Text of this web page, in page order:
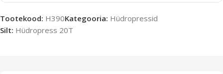
Tootekood: H390Kategooria: Hüdropressid
Silt: Hüdropress 20T